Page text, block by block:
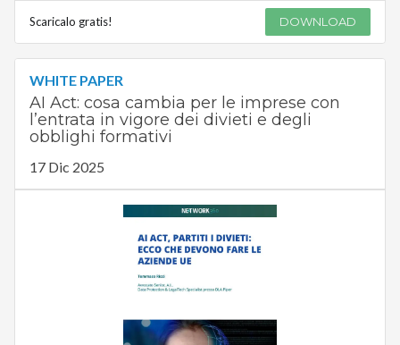
Scaricalo gratis! DOWNLOAD
WHITE PAPER
AI Act: cosa cambia per le imprese con
l’entrata in vigore dei divieti e degli
obblighi formativi
17 Dic 2025